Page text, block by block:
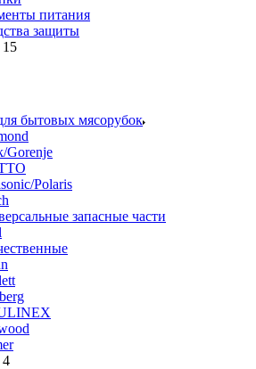
питания
защиты
бытовых мясорубок
Gorenje
Polaris
запасные части